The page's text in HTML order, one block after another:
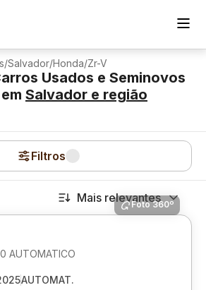
/Salvador/Honda/Zr-V
Usados e Seminovos
em Salvador e região
Filtros
Mais relevantes
Foto 360º
AUTOMATICO
AUTOMAT.